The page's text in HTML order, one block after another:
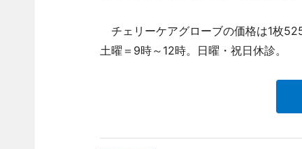
チェリーケアグローブの価格は1枚
土曜＝9時～12時。日曜・祝日休診。